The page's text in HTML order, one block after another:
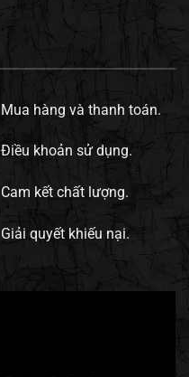
Mua hàng và thanh toán.
Điều khoản sử dụng.
Cam kết chất lượng.
Giải quyết khiếu nại.